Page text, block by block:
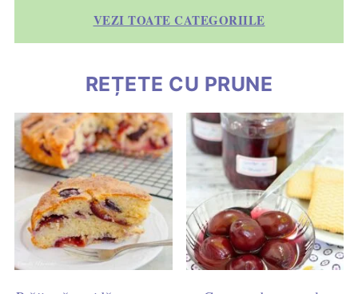
VEZI TOATE CATEGORIILE
REȚETE CU PRUNE